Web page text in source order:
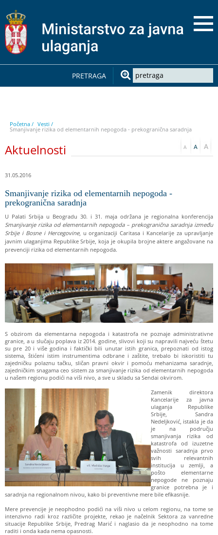
PRETRAGA
Početna / Vesti /
Smanjivanje rizika od elementarnih nepogoda - prekogranična saradnja
Aktuelnosti
31.05.2016
Smanjivanje rizika od elementarnih nepogoda -
prekogranična saradnja
U Palati Srbija u Beogradu 30. i 31. maja održana je regionalna konferencija
Smanjivanje rizika od elementarnih nepogoda – prekogranična saradnja između
Srbije i Bosne i Hercegovine, u organizaciji Caritasa i Kancelarije za upravljanje
javnim ulaganjima Republike Srbije, koja je okupila brojne aktere angažovane na
prevenciji rizika od elementarnih nepogoda.
S obzirom da elementarna nepogoda i katastrofa ne poznaje administrativne
granice, a u slučaju poplava iz 2014. godine, slivovi koji su napravili najveću štetu
su pre 20 i više godina i faktički bili unutar istih granica, prepoznati od istog
sistema, štićeni istim instrumentima odbrane i zaštite, trebalo bi iskoristiti tu
zajedničku polaznu tačku, sličan pravni okvir i pomoću mehanizama saradnje,
zajedničkim snagama ceo sistem za smanjivanje rizika od elementarnih nepogoda
u našem regionu podići na viši nivo, a sve u skladu sa Sendai okvirom.
Zamenik direktora
Kancelarije za javna
ulaganja Republike
Srbije, Sandra
Nedeljković, istakla je da
je na području
smanjivanja rizika od
katastrofa od izuzetne
važnosti saradnja prvo
svih relevantnih
institucija u zemlji, a
pošto elementarne
nepogode ne poznaju
granice potrebna je i
saradnja na regionalnom nivou, kako bi preventivne mere bile efikasnije.
Mere prevencije je neophodno podići na viši nivo u celom regionu, na tome se
intenzivno radi kroz različite projekte, rekao je načelnik Sektora za vanredne
situacije Republike Srbije, Predrag Marić i naglasio da je neophodno na tome
raditi i onda kada nema opasnosti.